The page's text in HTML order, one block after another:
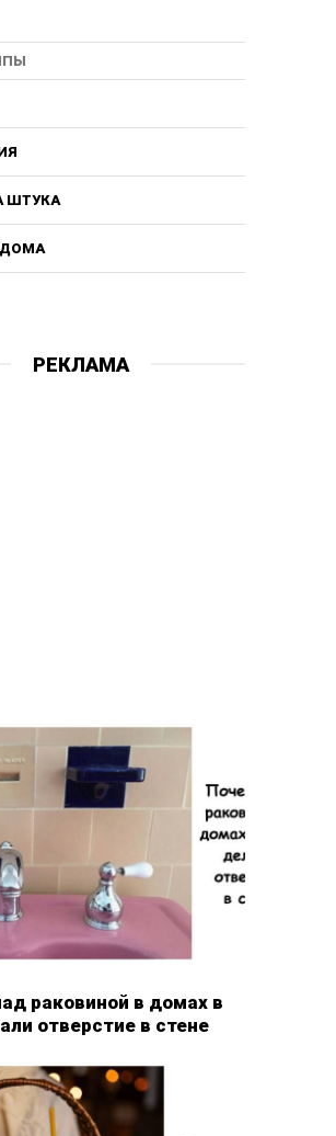
ШТУКА
РЕКЛАМА
раковиной в домах в
отверстие в стене